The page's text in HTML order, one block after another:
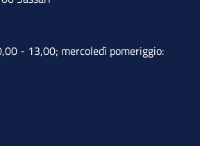
- 13,00; mercoledì pomeriggio: